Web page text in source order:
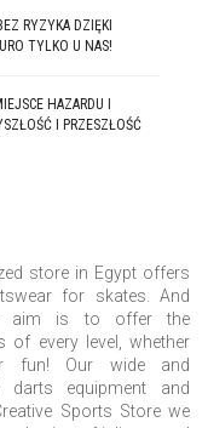
Shortcode Wishlist
RYZYKA DZIĘKI
TYLKO U NAS!
HAZARDU I
I PRZESZŁOŚĆ
store in Egypt offers
for skates. And
aim is to offer the
of every level, whether
fun! Our wide and
equipment and
Sports Store we